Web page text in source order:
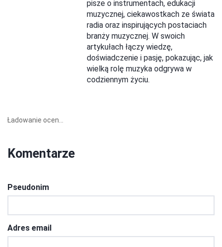
pisze o instrumentach, edukacji
muzycznej, ciekawostkach ze świata
radia oraz inspirujących postaciach
branży muzycznej. W swoich
artykułach łączy wiedzę,
doświadczenie i pasję, pokazując, jak
wielką rolę muzyka odgrywa w
codziennym życiu.
Ładowanie ocen...
Komentarze
Pseudonim
Adres email